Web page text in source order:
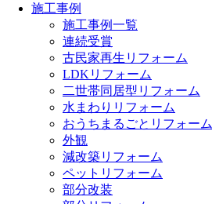
施工事例
施工事例一覧
連続受賞
古民家再生リフォーム
LDKリフォーム
二世帯同居型リフォーム
水まわりリフォーム
おうちまるごとリフォーム
外観
減改築リフォーム
ペットリフォーム
部分改装